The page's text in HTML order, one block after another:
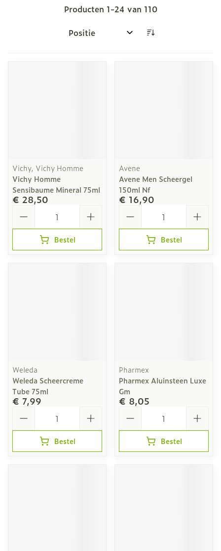
Producten 1-24 van 110
Sorteer op:
Vichy, Vichy Homme
Vichy Homme
Sensibaume Mineral 75ml
€ 28,50
Bestel
Avene
Avene Men Scheergel
150ml Nf
€ 16,90
Bestel
Weleda
Weleda Scheercreme
Tube 75ml
€ 7,99
Bestel
Pharmex
Pharmex Aluinsteen Luxe
Gm
€ 8,05
Bestel